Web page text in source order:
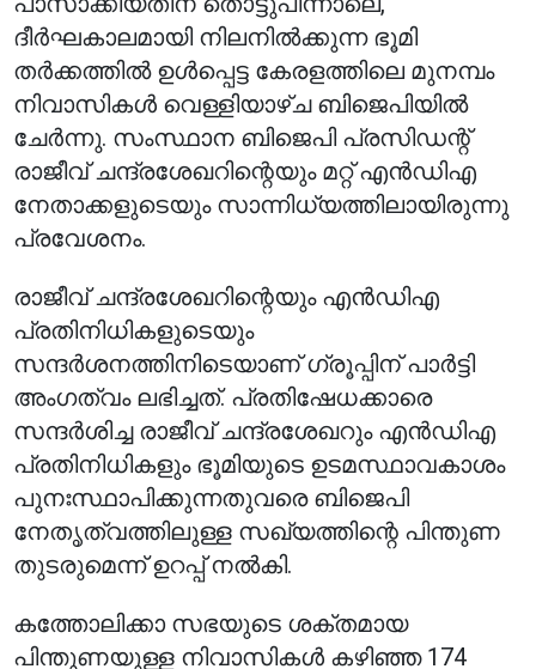
ദീർഘകാലമായി നിലനിൽക്കുന്ന ഭൂമി
തർക്കത്തിൽ ഉൾപ്പെട്ട കേരളത്തിലെ മുനമ്പം
നിവാസികൾ വെള്ളിയാഴ്ച ബിജെപിയിൽ
ചേർന്നു. സംസ്ഥാന ബിജെപി പ്രസിഡന്റ്
രാജീവ് ചന്ദ്രശേഖറിന്റെയും മറ്റ് എൻഡിഎ
നേതാക്കളുടെയും സാന്നിധ്യത്തിലായിരുന്നു
പ്രവേശനം.
രാജീവ് ചന്ദ്രശേഖറിന്റെയും എൻഡിഎ
പ്രതിനിധികളുടെയും
സന്ദർശനത്തിനിടെയാണ് ഗ്രൂപ്പിന് പാർട്ടി
അംഗത്വം ലഭിച്ചത്. പ്രതിഷേധക്കാരെ
സന്ദർശിച്ച രാജീവ് ചന്ദ്രശേഖറും എൻഡിഎ
പ്രതിനിധികളും ഭൂമിയുടെ ഉടമസ്ഥാവകാശം
പുനഃസ്ഥാപിക്കുന്നതുവരെ ബിജെപി
നേതൃത്വത്തിലുള്ള സഖ്യത്തിന്റെ പിന്തുണ
തുടരുമെന്ന് ഉറപ്പ് നൽകി.
കത്തോലിക്കാ സഭയുടെ ശക്തമായ
പിന്തുണയുള്ള നിവാസികൾ കഴിഞ്ഞ 174